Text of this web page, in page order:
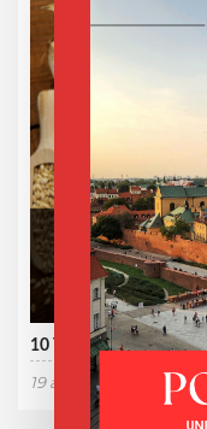
10 Traditions de
19 avril 2025